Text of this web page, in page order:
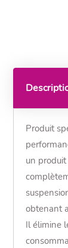
Produit
un
obtenant
Il élimine